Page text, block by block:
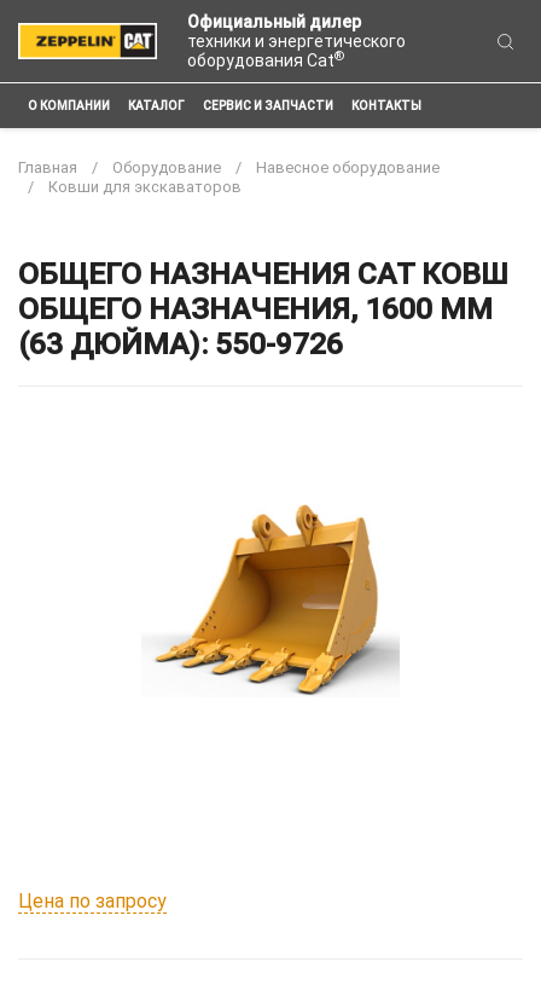
Официальный дилер
техники и энергетического
оборудования Cat®
О КОМПАНИИ КАТАЛОГ СЕРВИС И ЗАПЧАСТИ КОНТАКТЫ
Главная Оборудование
Навесное оборудование
Ковши для экскаваторов
ОБЩЕГО НАЗНАЧЕНИЯ CAT КОВШ
ОБЩЕГО НАЗНАЧЕНИЯ, 1600 ММ
(63 ДЮЙМА): 550-9726
Цена по запросу